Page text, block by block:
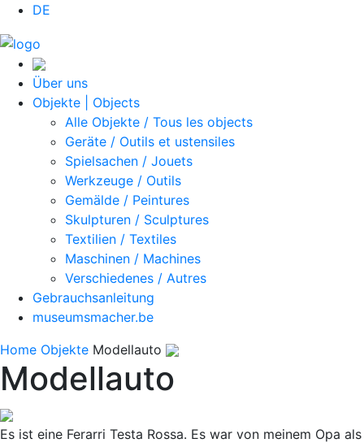
DE
Über uns
Objekte | Objects
Alle Objekte / Tous les objects
Geräte / Outils et ustensiles
Spielsachen / Jouets
Werkzeuge / Outils
Gemälde / Peintures
Skulpturen / Sculptures
Textilien / Textiles
Maschinen / Machines
Verschiedenes / Autres
Gebrauchsanleitung
museumsmacher.be
Home Objekte Modellauto
Modellauto
Es ist eine Ferarri Testa Rossa. Es war von meinem Opa als